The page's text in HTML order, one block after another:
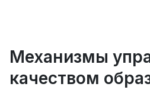
Механизмы
качеством